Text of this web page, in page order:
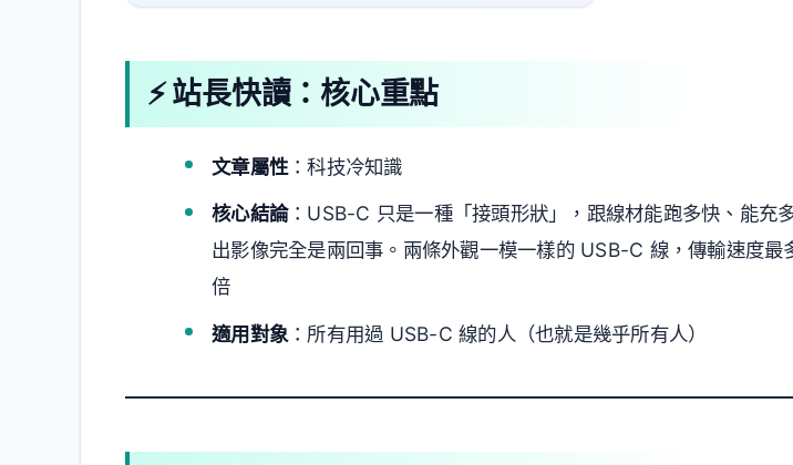
⚡ 站長快讀：核心重點
文章屬性 ：科技冷知識
核心結論：USB-C 只是一種「接頭形狀」，跟線材能跑多快、能充
出影像完全是兩回事。兩條外觀一模一樣的 USB-C 線，傳輸速度最
倍
適用對象 ：所有用過 USB-C 線的人（也就是幾乎所有人）